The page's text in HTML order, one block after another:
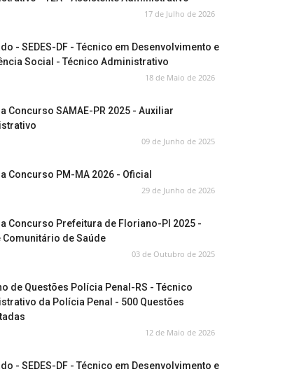
17 de Julho de 2026
- SEDES-DF - Técnico em Desenvolvimento e
Social - Técnico Administrativo
18 de Maio de 2026
Concurso SAMAE-PR 2025 - Auxiliar
09 de Junho de 2025
Concurso PM-MA 2026 - Oficial
29 de Junho de 2026
Concurso Prefeitura de Floriano-PI 2025 -
Comunitário de Saúde
03 de Outubro de 2025
de Questões Polícia Penal-RS - Técnico
da Polícia Penal - 500 Questões
12 de Maio de 2026
- SEDES-DF - Técnico em Desenvolvimento e